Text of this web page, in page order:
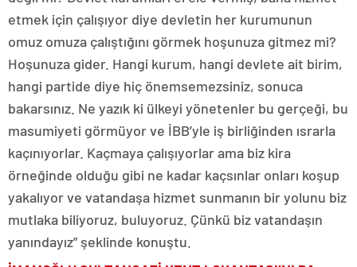
etmek için çalışıyor diye devletin her kurumunun
omuz omuza çalıştığını görmek hoşunuza gitmez mi?
Hoşunuza gider. Hangi kurum, hangi devlete ait birim,
hangi partide diye hiç önemsemezsiniz, sonuca
bakarsınız. Ne yazık ki ülkeyi yönetenler bu gerçeği, bu
masumiyeti görmüyor ve İBB’yle iş birliğinden ısrarla
kaçınıyorlar. Kaçmaya çalışıyorlar ama biz kira
örneğinde olduğu gibi ne kadar kaçsınlar onları koşup
yakalıyor ve vatandaşa hizmet sunmanın bir yolunu biz
mutlaka biliyoruz, buluyoruz. Çünkü biz vatandaşın
yanındayız” şeklinde konuştu.